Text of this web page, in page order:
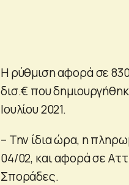
Η ρύθμιση αφορά σε
δισ.€ που
Ιουλίου 2021.
– Την ίδια ώρα, η
04/02, και αφορά σε
Σποράδες.